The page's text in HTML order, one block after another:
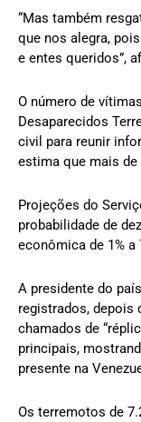
“Mas também
que nos alegra,
e entes queridos”,
O número de
Desaparecidos
civil para reunir
estima que mais
Projeções do
probabilidade de
econômica de 1% a
A presidente do
registrados, depois
chamados de
principais,
presente na
Os terremotos de